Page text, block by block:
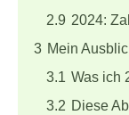
2.9 2024:
3 Mein
3.1 Was ich
3.2 Diese